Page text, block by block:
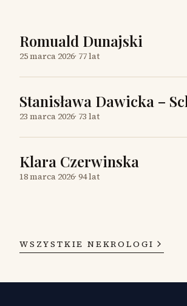
Romuald Dunajski
25 marca 2026· 77 lat
Stanisława Dawicka –
23 marca 2026· 73 lat
Klara Czerwinska
18 marca 2026· 94 lat
WSZYSTKIE NEKROLOGI